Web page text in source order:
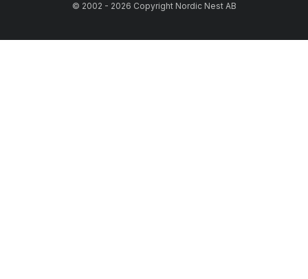
© 2002 - 2026 Copyright Nordic Nest AB